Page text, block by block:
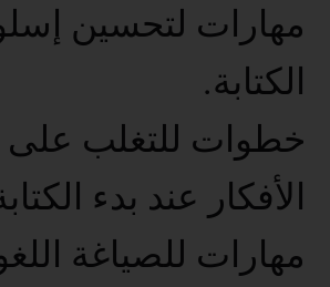
مهارات لتحسين
الكتابة.
خطوات للتغلب على
الأفكار عند بدء
مهارات للصياغة